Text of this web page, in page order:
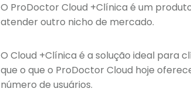
O ProDoctor Cloud +Clínica é um
atender outro nicho de mercado.
O Cloud +Clínica é a solução ideal para
que o que o ProDoctor Cloud hoje
número de usuários.